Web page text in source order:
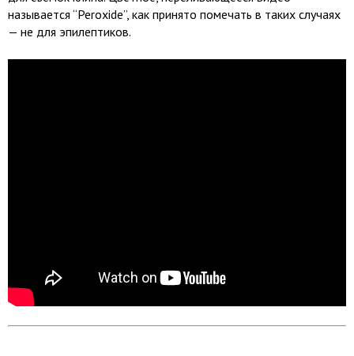
называется “Peroxide”, как принято помечать в таких случаях
— не для эпилептиков.